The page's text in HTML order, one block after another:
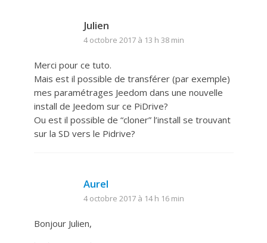
Julien
4 octobre 2017 à 13 h 38 min
Merci pour ce tuto.
Mais est il possible de transférer (par exemple)
mes paramétrages Jeedom dans une nouvelle
install de Jeedom sur ce PiDrive?
Ou est il possible de “cloner” l’install se trouvant
sur la SD vers le Pidrive?
Aurel
4 octobre 2017 à 14 h 16 min
Bonjour Julien,